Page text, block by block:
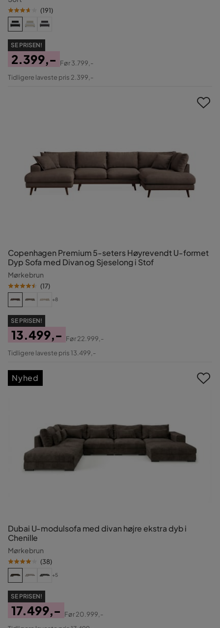
(191)
SE PRISEN!
Pris
2.399,-
Original
Før3.799,-
Tidligere laveste pris 2.399,-
Copenhagen Premium 5-seters Høyrevendt U-formet
Dyp Sofa med Divan og Sjeselong i Stof
Mørkebrun
(17)
+8
SE PRISEN!
Pris
13.499,-
Original
Før22.999,-
Tidligere laveste pris 13.499,-
Dubai U-modulsofa med divan højre ekstra dyb i
Chenille
Mørkebrun
(38)
+5
SE PRISEN!
Pris
17.499,-
Original
Før20.999,-
Nyhed